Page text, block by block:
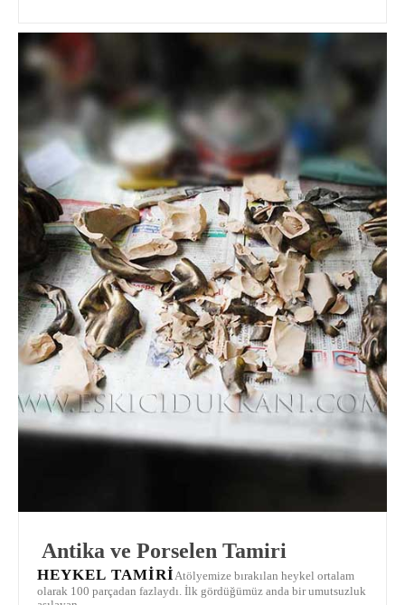
Antika ve Porselen Tamiri
HEYKEL TAMIRI Atölyemize bırakılan heykel ortalam
olarak 100 parçadan fazlaydı. İlk gördüğümüz anda bir umutsuzluk